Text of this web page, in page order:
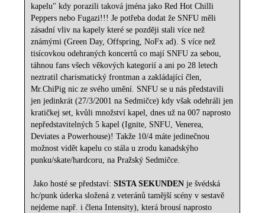
kapelu" kdy porazili taková jména jako Red Hot Chilli
Peppers nebo Fugazi!!! Je potřeba dodat že SNFU měli
zásadní vliv na kapely které se později stali více než
známými (Green Day, Offspring, NoFx ad). S více než
tisícovkou odehraných koncertů co mají SNFU za sebou,
táhnou fans všech věkových kategorií a ani po 28 letech
neztratil charismatický frontman a zakládající člen,
Mr.ChiPig nic ze svého umění. SNFU se u nás představili
jen jedinkrát (27/3/2001 na Sedmičce) kdy však odehráli jen
kratičkej set, kvůli množství kapel, dnes už na 007 naprosto
nepředstavitelných 5 kapel (Ignite, SNFU, Venerea,
Deviates a Powerhouse)! Takže 10/4 máte jedinečnou
možnost vidět kapelu co stála u zrodu kanadskýho
punku/skate/hardcoru, na Pražský Sedmičce.
Jako hosté se představí:SISTA SEKUNDEN je švédská
hc/punk úderka složená z veteránů tamější scény v sestavě
nejdeme např. i člena Intensity), která brousí naprosto